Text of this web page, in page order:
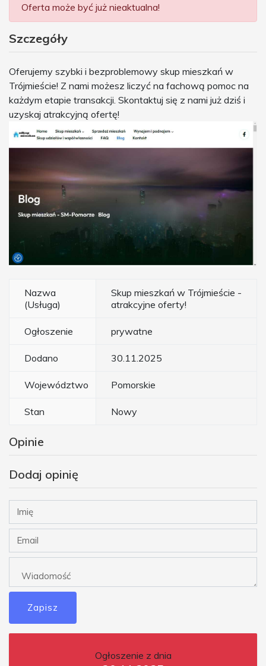
Oferta może być już nieaktualna!
Szczegóły
Oferujemy szybki i bezproblemowy skup mieszkań w
Trójmieście! Z nami możesz liczyć na fachową pomoc na
każdym etapie transakcji. Skontaktuj się z nami już dziś i
uzyskaj atrakcyjną ofertę!
Nazwa
(Usługa)
Skup mieszkań w Trójmieście -
atrakcyjne oferty!
Ogłoszenie prywatne
Dodano 30.11.2025
Województwo Pomorskie
Stan Nowy
Opinie
Dodaj opinię
Zapisz
Ogłoszenie z dnia